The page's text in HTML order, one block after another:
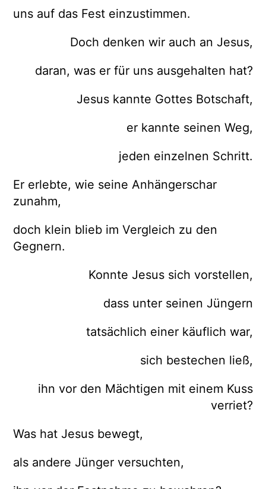
uns auf das Fest einzustimmen.
Doch denken wir auch an Jesus,
daran, was er für uns ausgehalten hat?
Jesus kannte Gottes Botschaft,
er kannte seinen Weg,
jeden einzelnen Schritt.
Er erlebte, wie seine Anhängerschar
zunahm,
doch klein blieb im Vergleich zu den
Gegnern.
Konnte Jesus sich vorstellen,
dass unter seinen Jüngern
tatsächlich einer käuflich war,
sich bestechen ließ,
ihn vor den Mächtigen mit einem Kuss
verriet?
Was hat Jesus bewegt,
als andere Jünger versuchten,